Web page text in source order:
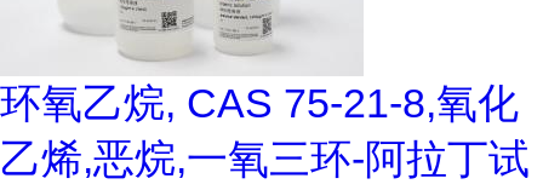
环氧乙烷, CAS 75-21-8,氧化
乙烯,恶烷,一氧三环-阿拉丁试